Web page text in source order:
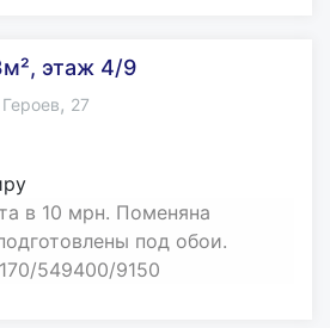
этаж 4/9
, 27
в 10 мрн. Поменяна
под обои.
549400/9150